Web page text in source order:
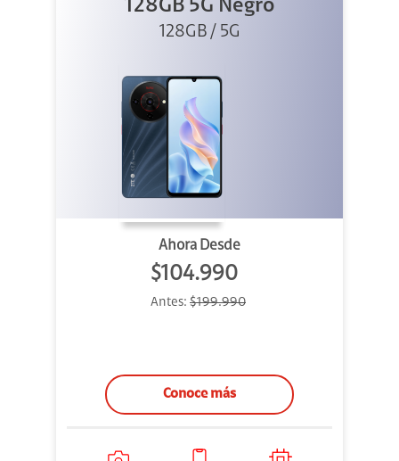
128GB 5G Negro
128GB / 5G
Ahora Desde
$104.990
Antes: $199.990
Conoce más